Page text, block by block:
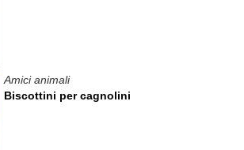
Biscottini per cagnolini
Amici animali